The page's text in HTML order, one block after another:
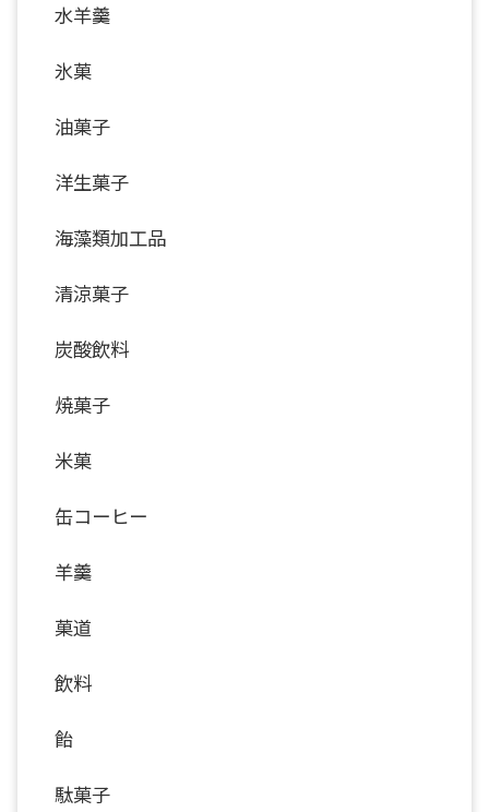
水羊羹
氷菓
油菓子
洋生菓子
海藻類加工品
清涼菓子
炭酸飲料
焼菓子
米菓
缶コーヒー
羊羹
菓道
飲料
飴
駄菓子